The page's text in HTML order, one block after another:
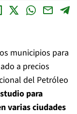
municipios para
a precios
del Petróleo
para
varias ciudades